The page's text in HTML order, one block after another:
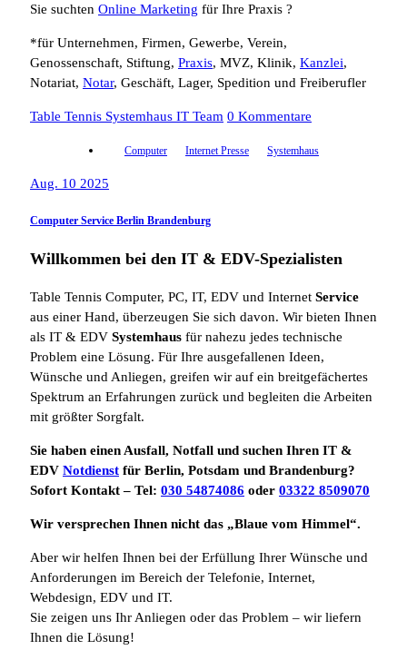
Sie suchten Online Marketing für Ihre Praxis ?
*für Unternehmen, Firmen, Gewerbe, Verein,
Genossenschaft, Stiftung, Praxis, MVZ, Klinik, Kanzlei,
Notariat, Notar, Geschäft, Lager, Spedition und Freiberufler
Table Tennis Systemhaus IT Team 0 Kommentare
Computer Internet Presse Systemhaus
Aug. 10 2025
Computer Service Berlin Brandenburg
Willkommen bei den IT & EDV-Spezialisten
Table Tennis Computer, PC, IT, EDV und Internet Service
aus einer Hand, überzeugen Sie sich davon. Wir bieten Ihnen
als IT & EDV Systemhaus für nahezu jedes technische
Problem eine Lösung. Für Ihre ausgefallenen Ideen,
Wünsche und Anliegen, greifen wir auf ein breitgefächertes
Spektrum an Erfahrungen zurück und begleiten die Arbeiten
mit größter Sorgfalt.
Sie haben einen Ausfall, Notfall und suchen Ihren IT &
EDV Notdienst für Berlin, Potsdam und Brandenburg?
Sofort Kontakt – Tel: 030 54874086 oder 03322 8509070
Wir versprechen Ihnen nicht das „Blaue vom Himmel“.
Aber wir helfen Ihnen bei der Erfüllung Ihrer Wünsche und
Anforderungen im Bereich der Telefonie, Internet,
Webdesign, EDV und IT.
Sie zeigen uns Ihr Anliegen oder das Problem – wir liefern
Ihnen die Lösung!